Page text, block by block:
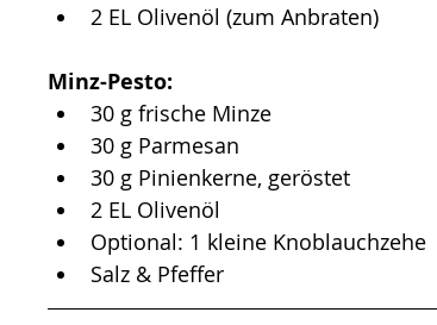
2 EL Olivenöl (zum Anbraten)
Minz-Pesto:
30 g frische Minze
30 g Parmesan
30 g Pinienkerne, geröstet
2 EL Olivenöl
Optional: 1 kleine Knoblauchzehe
Salz & Pfeffer